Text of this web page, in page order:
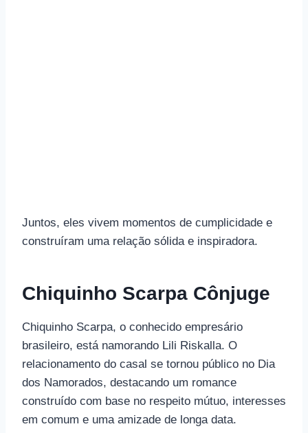
Juntos, eles vivem momentos de cumplicidade e
construíram uma relação sólida e inspiradora.
Chiquinho Scarpa Cônjuge
Chiquinho Scarpa, o conhecido empresário
brasileiro, está namorando Lili Riskalla. O
relacionamento do casal se tornou público no Dia
dos Namorados, destacando um romance
construído com base no respeito mútuo, interesses
em comum e uma amizade de longa data.